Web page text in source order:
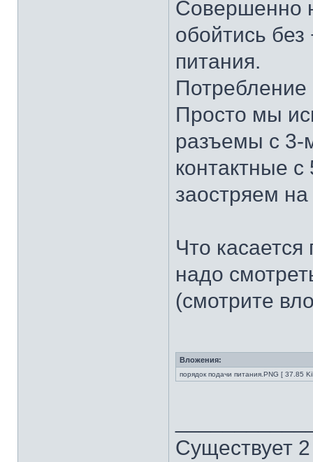
Совершенно
обойтись
питания.
Просто мы
разъемы с 3-
контактные
заостряем
Что касается
надо
(смотрите
Вложения:
порядок подачи питания.PNG [ 37.85
Существует